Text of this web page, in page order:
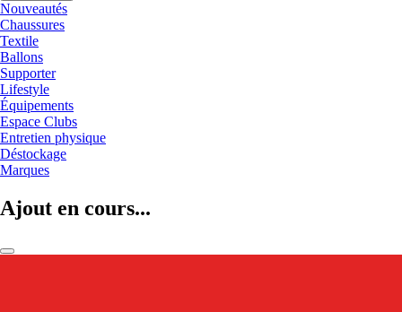
Nouveautés
Chaussures
Textile
Ballons
Supporter
Lifestyle
Équipements
Espace Clubs
Entretien physique
Déstockage
Marques
Ajout en cours...